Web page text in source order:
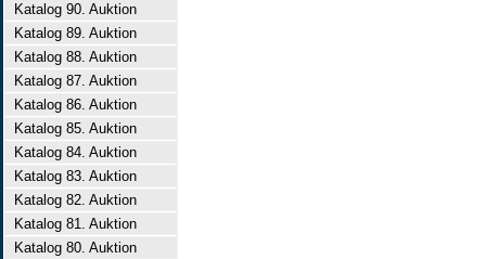
Katalog 90. Auktion
Katalog 89. Auktion
Katalog 88. Auktion
Katalog 87. Auktion
Katalog 86. Auktion
Katalog 85. Auktion
Katalog 84. Auktion
Katalog 83. Auktion
Katalog 82. Auktion
Katalog 81. Auktion
Katalog 80. Auktion